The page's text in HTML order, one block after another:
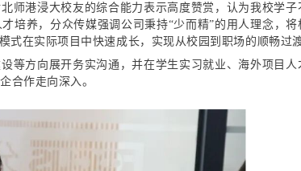
北师港浸大校友的综合能力表示高度赞赏，认为我校学
培养，分众传媒强调公司秉持“少而精”的用人理念，
式在实际项目中快速成长，实现从校园到职场的顺畅过渡
等方向展开务实沟通，并在学生实习就业、海外项目
合作走向深入。